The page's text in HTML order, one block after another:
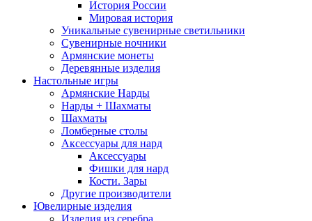
История России
Мировая история
Уникальные сувенирные светильники
Сувенирные ночники
Армянские монеты
Деревянные изделия
Настольные игры
Армянские Нарды
Нарды + Шахматы
Шахматы
Ломберные столы
Аксессуары для нард
Аксессуары
Фишки для нард
Кости. Зары
Другие производители
Ювелирные изделия
Изделия из серебра